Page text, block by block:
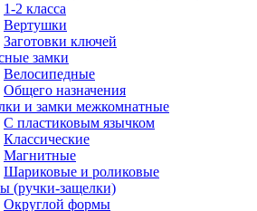
1-2 класса
Вертушки
Заготовки ключей
замки
Велосипедные
Общего назначения
и замки межкомнатные
С пластиковым язычком
Классические
Магнитные
Шариковые и роликовые
(ручки-защелки)
Округлой формы